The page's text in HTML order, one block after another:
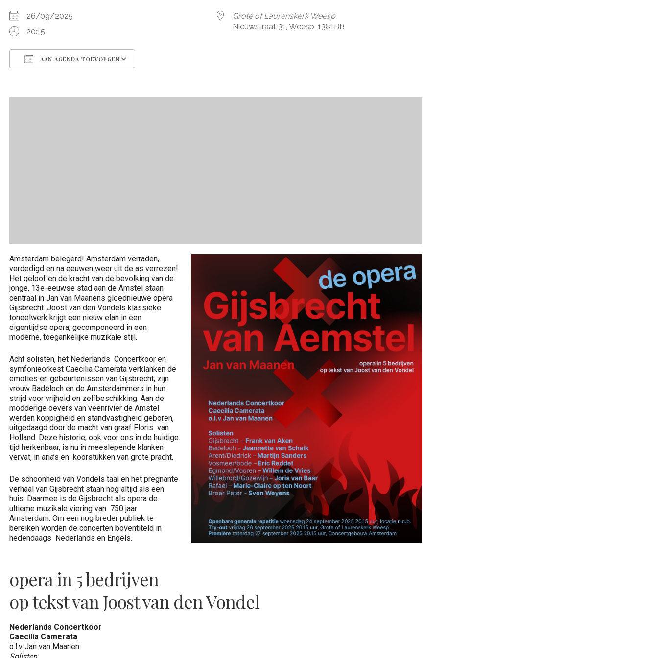
26/09/2025
20:15
AAN AGENDA TOEVOEGEN
Grote of Laurenskerk Weesp
Nieuwstraat 31, Weesp, 1381BB
Amsterdam belegerd! Amsterdam verraden,
verdedigd en na eeuwen weer uit de as verrezen!
Het geloof en de kracht van de bevolking van de
jonge, 13e-eeuwse stad aan de Amstel staan
centraal in Jan van Maanens gloednieuwe opera
Gijsbrecht. Joost van den Vondels klassieke
toneelwerk krijgt een nieuw elan in een
eigentijdse opera, gecomponeerd in een
moderne, toegankelijke muzikale stijl.
Acht solisten, het Nederlands Concertkoor en
symfonieorkest Caecilia Camerata verklanken de
emoties en gebeurtenissen van Gijsbrecht, zijn
vrouw Badeloch en de Amsterdammers in hun
strijd voor vrijheid en zelfbeschikking. Aan de
modderige oevers van veenrivier de Amstel
werden koppigheid en standvastigheid geboren,
uitgedaagd door de macht van graaf Floris van
Holland. Deze historie, ook voor ons in de huidige
tijd herkenbaar, is nu in meeslepende klanken
vervat, in aria’s en koorstukken van grote pracht.
De schoonheid van Vondels taal en het pregnante
verhaal van Gijsbrecht staan nog altijd als een
huis. Daarmee is de Gijsbrecht als opera de
ultieme muzikale viering van 750 jaar
Amsterdam. Om een nog breder publiek te
bereiken worden de concerten boventiteld in
hedendaags Nederlands en Engels.
opera in 5 bedrijven
op tekst van Joost van den Vondel
Nederlands Concertkoor
Caecilia Camerata
o.l.v Jan van Maanen
Solisten